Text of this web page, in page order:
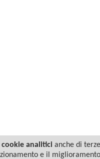
cookie analiticianche di terze
e il miglioramento